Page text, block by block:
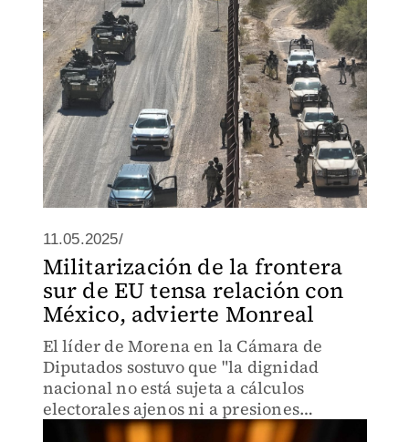
11.05.2025/
Militarización de la frontera
sur de EU tensa relación con
México, advierte Monreal
El líder de Morena en la Cámara de
Diputados sostuvo que "la dignidad
nacional no está sujeta a cálculos
electorales ajenos ni a presiones
militares".